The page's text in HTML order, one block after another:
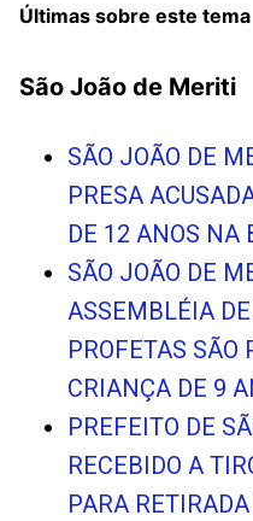
Últimas sobre este tema
São João de Meriti
SÃO JOÃO DE
PRESA
DE 12 ANOS NA
SÃO JOÃO DE
ASSEMBLÉIA
PROFETAS SÃO
CRIANÇA DE 9
PREFEITO DE
RECEBIDO A
PARA